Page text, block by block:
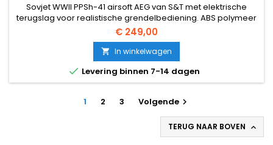
Sovjet WWII PPSh-41 airsoft AEG van S&T met elektrische
terugslag voor realistische grendelbediening. ABS polymeer
kolf, volledig metalen bovendeel, 1000-ronden stalen drum
magazijn, semi & volautomatisch. ~300 FPS / 1,4 J. 840 mm,
3780 g.
€ 249,00
 In winkelwagen
 Levering binnen 7-14 dagen
1 2 3 Volgende
TERUG NAAR BOVEN 